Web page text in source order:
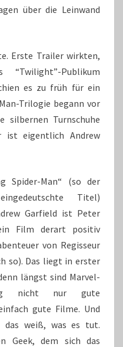
über die Leinwand
Erste Trailer wirkten,
Publikum
es zu früh für ein
Trilogie begann vor
silbernen Turnschuhe
ist eigentlich Andrew
Spider-Man“ (so der
Titel)
Garfield ist Peter
Film derart positiv
von Regisseur
so). Das liegt in erster
längst sind Marvel-
nicht nur gute
gute Filme. Und
das weiß, was es tut.
Geek, dem sich das